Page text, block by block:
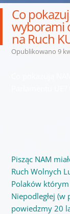
Co
wyborami
na Ruch
Opublikowano 9
Pisząc NAM
Ruch Wolnych
Polaków którym
Niepodległej
powiedzmy 20